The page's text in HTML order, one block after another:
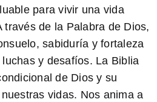
para vivir una vida
través de la Palabra de Dios,
sabiduría y fortaleza
y desafíos. La Biblia
de Dios y su
vidas. Nos anima a